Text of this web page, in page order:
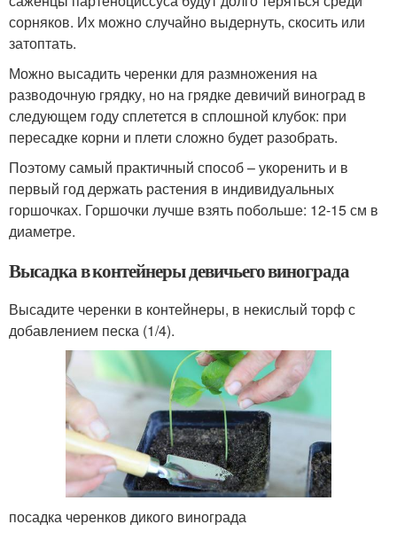
сорняков. Их можно случайно выдернуть, скосить или
затоптать.
Можно высадить черенки для размножения на
разводочную грядку, но на грядке девичий виноград в
следующем году сплетется в сплошной клубок: при
пересадке корни и плети сложно будет разобрать.
Поэтому самый практичный способ – укоренить и в
первый год держать растения в индивидуальных
горшочках. Горшочки лучше взять побольше: 12-15 см в
диаметре.
Высадка в контейнеры девичьего винограда
Высадите черенки в контейнеры, в некислый торф с
добавлением песка (1/4).
посадка черенков дикого винограда